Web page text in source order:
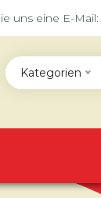
uns eine E-Mail:
Kategorien